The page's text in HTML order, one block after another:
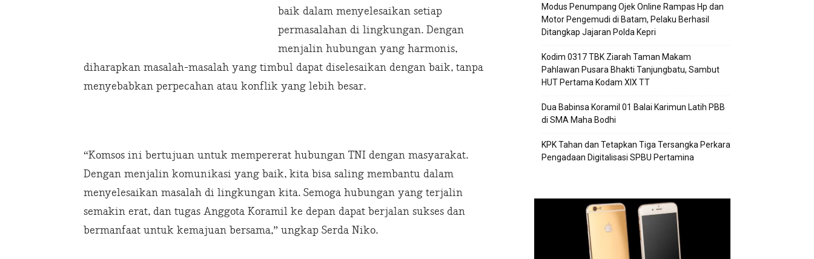
baik dalam menyelesaikan setiap
permasalahan di lingkungan. Dengan
menjalin hubungan yang harmonis,
diharapkan masalah-masalah yang timbul dapat diselesaikan dengan baik, tanpa
menyebabkan perpecahan atau konflik yang lebih besar.
“Komsos ini bertujuan untuk mempererat hubungan TNI dengan masyarakat.
Dengan menjalin komunikasi yang baik, kita bisa saling membantu dalam
menyelesaikan masalah di lingkungan kita. Semoga hubungan yang terjalin
semakin erat, dan tugas Anggota Koramil ke depan dapat berjalan sukses dan
bermanfaat untuk kemajuan bersama,” ungkap Serda Niko.
Modus Penumpang Ojek Online Rampas Hp dan
Motor Pengemudi di Batam, Pelaku Berhasil
Ditangkap Jajaran Polda Kepri
Kodim 0317 TBK Ziarah Taman Makam
Pahlawan Pusara Bhakti Tanjungbatu, Sambut
HUT Pertama Kodam XIX TT
Dua Babinsa Koramil 01 Balai Karimun Latih PBB
di SMA Maha Bodhi
KPK Tahan dan Tetapkan Tiga Tersangka Perkara
Pengadaan Digitalisasi SPBU Pertamina